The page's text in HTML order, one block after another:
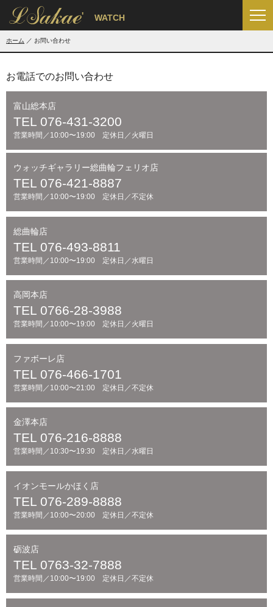
' WATCH
ホーム お問い合わせ
お電話でのお問い合わせ
富山総本店
TEL 076-431-3200
営業時間／10:00〜19:00 定休日／火曜日
ウォッチギャラリー総曲輪フェリオ店
TEL 076-421-8887
営業時間／10:00〜19:00 定休日／不定休
総曲輪店
TEL 076-493-8811
営業時間／10:00〜19:00 定休日／水曜日
高岡本店
TEL 0766-28-3988
営業時間／10:00〜19:00 定休日／火曜日
ファボーレ店
TEL 076-466-1701
営業時間／10:00〜21:00 定休日／不定休
金澤本店
TEL 076-216-8888
営業時間／10:30〜19:30 定休日／水曜日
イオンモールかほく店
TEL 076-289-8888
営業時間／10:00〜20:00 定休日／不定休
砺波店
TEL 0763-32-7888
営業時間／10:00〜19:00 定休日／不定休